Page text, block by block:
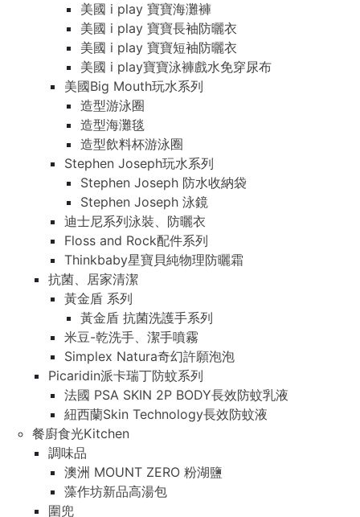
美國 i play 寶寶海灘褲
美國 i play 寶寶長袖防曬衣
美國 i play 寶寶短袖防曬衣
美國 i play寶寶泳褲戲水免穿尿布
美國Big Mouth玩水系列
造型游泳圈
造型海灘毯
造型飲料杯游泳圈
Stephen Joseph玩水系列
Stephen Joseph 防水收納袋
Stephen Joseph 泳鏡
迪士尼系列泳裝、防曬衣
Floss and Rock配件系列
Thinkbaby星寶貝純物理防曬霜
抗菌、居家清潔
黃金盾 系列
黃金盾 抗菌洗護手系列
米豆-乾洗手、潔手噴霧
Simplex Natura奇幻許願泡泡
Picaridin派卡瑞丁防蚊系列
法國 PSA SKIN 2P BODY長效防蚊乳液
紐西蘭Skin Technology長效防蚊液
餐廚食光Kitchen
調味品
澳洲 MOUNT ZERO 粉湖鹽
藻作坊新品高湯包
圍兜